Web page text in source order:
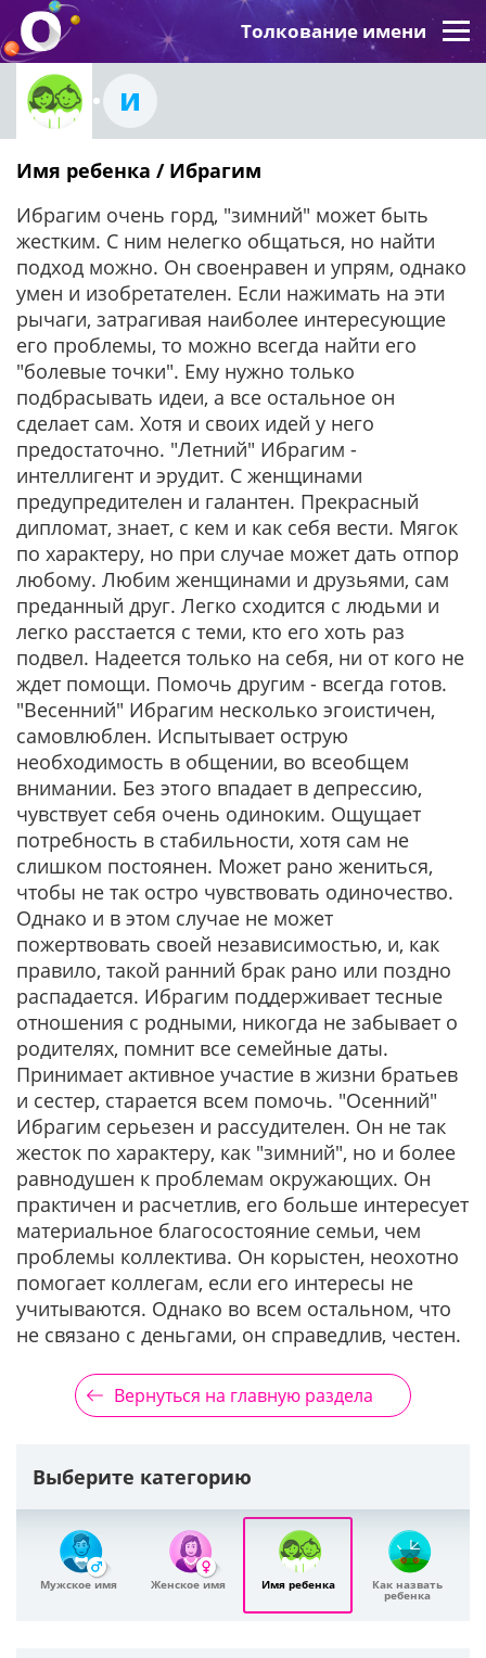
Толкование имени
И
Имя ребенка / Ибрагим
Ибрагим очень горд, "зимний" может быть
жестким. С ним нелегко общаться, но найти
подход можно. Он своенравен и упрям, однако
умен и изобретателен. Если нажимать на эти
рычаги, затрагивая наиболее интересующие
его проблемы, то можно всегда найти его
"болевые точки". Ему нужно только
подбрасывать идеи, а все остальное он
сделает сам. Хотя и своих идей у него
предостаточно. "Летний" Ибрагим -
интеллигент и эрудит. С женщинами
предупредителен и галантен. Прекрасный
дипломат, знает, с кем и как себя вести. Мягок
по характеру, но при случае может дать отпор
любому. Любим женщинами и друзьями, сам
преданный друг. Легко сходится с людьми и
легко расстается с теми, кто его хоть раз
подвел. Надеется только на себя, ни от кого не
ждет помощи. Помочь другим - всегда готов.
"Весенний" Ибрагим несколько эгоистичен,
самовлюблен. Испытывает острую
необходимость в общении, во всеобщем
внимании. Без этого впадает в депрессию,
чувствует себя очень одиноким. Ощущает
потребность в стабильности, хотя сам не
слишком постоянен. Может рано жениться,
чтобы не так остро чувствовать одиночество.
Однако и в этом случае не может
пожертвовать своей независимостью, и, как
правило, такой ранний брак рано или поздно
распадается. Ибрагим поддерживает тесные
отношения с родными, никогда не забывает о
родителях, помнит все семейные даты.
Принимает активное участие в жизни братьев
и сестер, старается всем помочь. "Осенний"
Ибрагим серьезен и рассудителен. Он не так
жесток по характеру, как "зимний", но и более
равнодушен к проблемам окружающих. Он
практичен и расчетлив, его больше интересует
материальное благосостояние семьи, чем
проблемы коллектива. Он корыстен, неохотно
помогает коллегам, если его интересы не
учитываются. Однако во всем остальном, что
не связано с деньгами, он справедлив, честен.
Вернуться на главную раздела
Выберите категорию
Мужское имя Женское имя Имя ребенка Как назвать
ребенка